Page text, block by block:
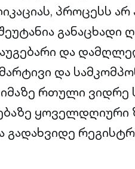
პროცესს
და
და
იმაზე რთული
ყოველდღიური
გადახვიდე